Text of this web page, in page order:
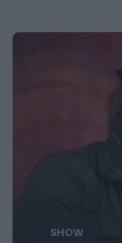
SHOW